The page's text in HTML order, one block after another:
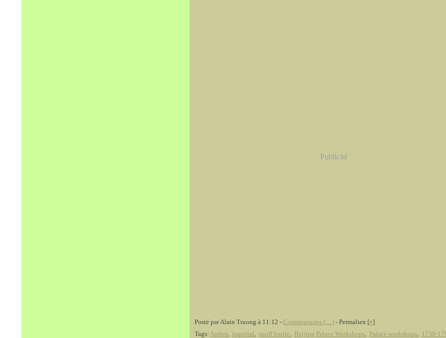
Publicité
Posté par Alain Truong à 11:12 - Commentaires [… ] - Permalien [#]
Tags: Amber, imperial, snuff bottle, Beijing Palace Workshops, Palace workshops, 1730-